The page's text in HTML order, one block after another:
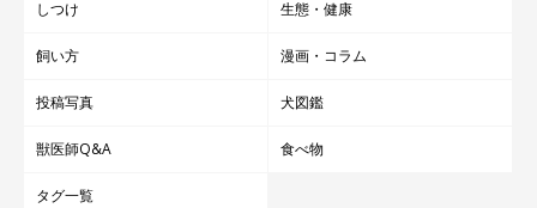
しつけ 生態・健康
飼い方 漫画・コラム
投稿写真 犬図鑑
獣医師Q&A 食べ物
タグ一覧